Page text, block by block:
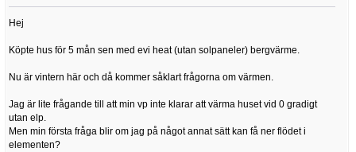
Hej
Köpte hus för 5 mån sen med evi heat (utan solpaneler) bergvärme.
Nu är vintern här och då kommer såklart frågorna om värmen.
Jag är lite frågande till att min vp inte klarar att värma huset vid 0 gradigt
utan elp.
Men min första fråga blir om jag på något annat sätt kan få ner flödet i
elementen?